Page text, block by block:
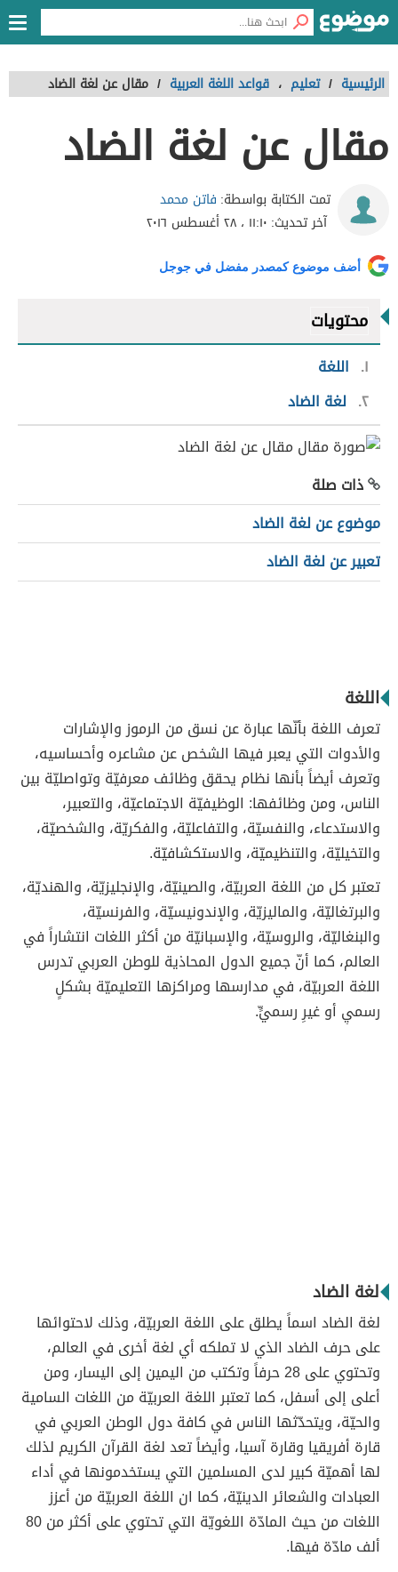
الرئيسية / تعليم ، قواعد اللغة العربية / مقال عن لغة الضاد
مقال عن لغة الضاد
تمت الكتابة بواسطة: فاتن محمد
آخر تحديث: ١١:١٠ ، ٢٨ أغسطس ٢٠١٦
أضف موضوع كمصدر مفضل في جوجل
محتويات
١
اللغة
٢ لغة الضاد
ذات صلة
موضوع عن لغة الضاد
تعبير عن لغة الضاد
اللغة
تعرف اللغة بأنّها عبارة عن نسق من الرموز والإشارات
والأدوات التي يعبر فيها الشخص عن مشاعره وأحساسيه،
وتعرف أيضاً بأنها نظام يحقق وظائف معرفيّة وتواصليّة بين
الناس، ومن وظائفها: الوظيفيّة الاجتماعيّة، والتعبير،
والاستدعاء، والنفسيّة، والتفاعليّة، والفكريّة، والشخصيّة،
والتخيليّة، والتنظيميّة، والاستكشافيّة.
تعتبر كل من اللغة العربيّة، والصينيّة، والإنجليزيّة، والهنديّة،
والبرتغاليّة، والماليزيّة، والإندونيسيّة، والفرنسيّة،
والبنغاليّة، والروسيّة، والإسبانيّة من أكثر اللغات انتشاراً في
العالم، كما أنّ جميع الدول المحاذية للوطن العربي تدرس
اللغة العربيّة، في مدارسها ومراكزها التعليميّة بشكلٍ
رسميٍ أو غيرِ رسميٍّ.
لغة الضاد
لغة الضاد اسماً يطلق على اللغة العربيّة، وذلك لاحتوائها
على حرف الضاد الذي لا تملكه أي لغة أخرى في العالم،
وتحتوي على 28 حرفاً وتكتب من اليمين إلى اليسار، ومن
أعلى إلى أسفل، كما تعتبر اللغة العربيّة من اللغات السامية
والحيّة، ويتحدّثها الناس في كافة دول الوطن العربي في
قارة أفريقيا وقارة آسيا، وأيضاً تعد لغة القرآن الكريم لذلك
لها أهميّة كبير لدى المسلمين التي يستخدمونها في أداء
العبادات والشعائر الدينيّة، كما ان اللغة العربيّة من أعزز
اللغات من حيث المادّة اللغويّة التي تحتوي على أكثر من 80
ألف مادّة فيها.